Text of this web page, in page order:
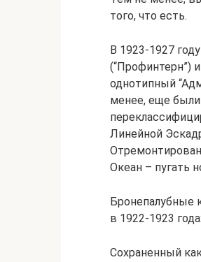
того, что есть.
В 1923-1927
(“Профинтерн”)
однотипный
менее, еще были
Линейной
Океан – пугать
Бронепалубные
в 1922-1923
Сохраненный